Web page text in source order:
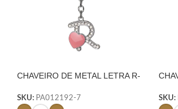
CHAVEIRO DE METAL LETRA R-
SKU: PA012192-7 SKU: